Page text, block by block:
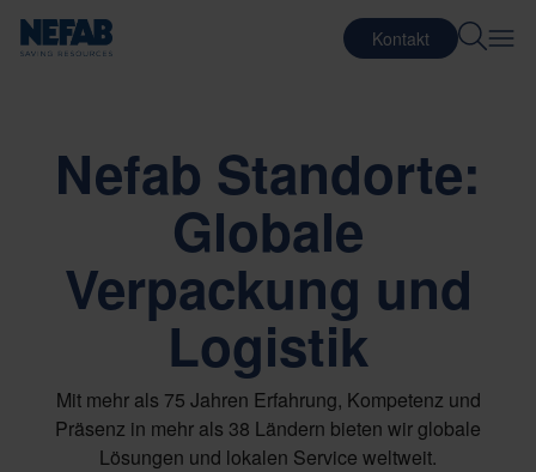
Kontakt
Nefab Standorte:
Globale
Verpackung und
Logistik
Mit mehr als 75 Jahren Erfahrung, Kompetenz und
Präsenz in mehr als 38 Ländern bieten wir globale
Lösungen und lokalen Service weltweit.